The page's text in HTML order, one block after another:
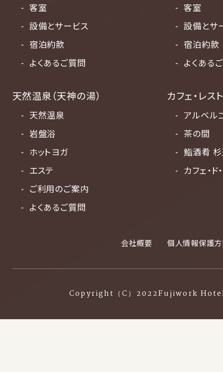
客室
設備とサービス
宿泊約款
よくあるご質問
客室
設備とサ
宿泊約款
よくある
天然温泉（天神の湯）
天然温泉
岩盤浴
ホットヨガ
エステ
ご利用のご案内
よくあるご質問
カフェ・レス
アルベル
茶の間
鮨酒肴
カフェ・
会社概要 個人情報保護
Copyright（C）2022Fujiwork